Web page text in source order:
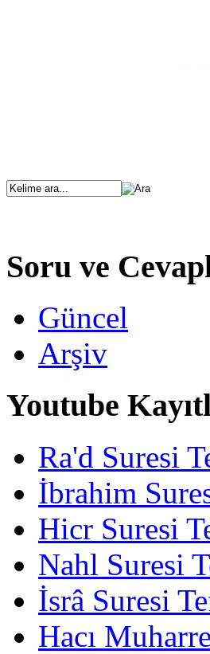
Soru ve
Güncel
Arşiv
Youtube
Ra'd Suresi
İbrahim
Hicr Suresi
Nahl Suresi
İsrâ Suresi
Hacı